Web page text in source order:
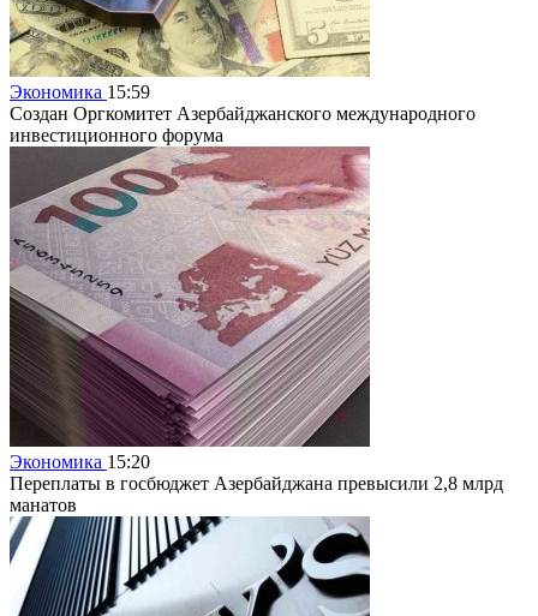
Экономика 15:59
Создан Оргкомитет Азербайджанского международного
инвестиционного форума
Экономика 15:20
Переплаты в госбюджет Азербайджана превысили 2,8 млрд
манатов